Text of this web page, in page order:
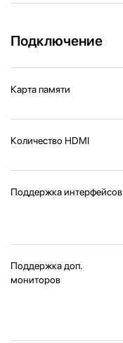
Подключение
Карта памяти
Количество HDMI
Поддержка интерфейсов
Поддержка доп.
мониторов